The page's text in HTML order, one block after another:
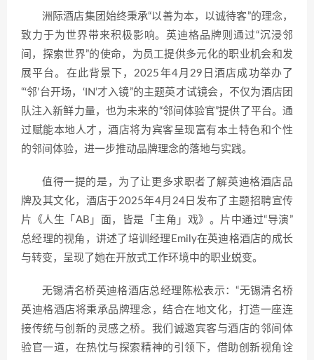
洲际酒店集团始终秉承“以善为本，以诚待客”的理念，
致力于为世界带来积极影响。英迪格品牌则通过“沉浸邻
间，探索世界”的使命，为员工提供多元化的职业机会和发
展平台。在此背景下，2025年4月29日酒店成功举办了
“‘邻’台开场，‘IN’才入镜”的主题英才试镜会，不仅为酒店团
队注入新鲜力量，也为未来的“邻间体验官”提供了平台。通
过赋能本地人才，酒店将为宾客呈现富有本土特色和个性
的邻间体验，进一步推动品牌理念的落地与实践。
值得一提的是，为了让更多求职者了解英迪格酒店品
牌及其文化，酒店于2025年4月24日发布了主题招聘宣传
片《人生「AB」面，皆是「主角」戏》。片中通过“导演”
总经理的视角，讲述了培训经理Emily在英迪格酒店的成长
与转变，呈现了她在开放式工作环境中的职业蜕变。
无锡清名桥英迪格酒店总经理陈松表示：“无锡清名桥
英迪格酒店将秉承品牌理念，结合在地文化，打造一座连
接传统与创新的灵感之桥。我们诚邀宾客与酒店的邻间体
验官一道，在热忱与探索精神的引领下，借助创新视角诠